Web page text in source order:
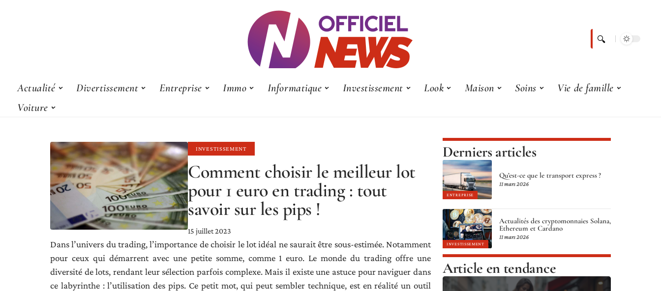
Actualité Divertissement Entreprise Immo Informatique Investissement Look Maison Soins
Vie de famille
Voiture
INVESTISSEMENT
Comment choisir le meilleur lot
pour 1 euro en trading : tout
savoir sur les pips !
15 juillet 2023
Dans l’univers du trading, l’importance de choisir le lot idéal ne saurait être sous-estimée. Notamment
pour ceux qui démarrent avec une petite somme, comme 1 euro. Le monde du trading offre une
diversité de lots, rendant leur sélection parfois complexe. Mais il existe une astuce pour naviguer dans
ce labyrinthe : l’utilisation des pips. Ce petit mot, qui peut sembler technique, est en réalité un outil
Derniers articles
ENTREPRISE
Qu’est-ce que le transport express ?
11 mars 2026
INVESTISSEMENT
Actualités des cryptomonnaies Solana,
Ethereum et Cardano
11 mars 2026
Article en tendance